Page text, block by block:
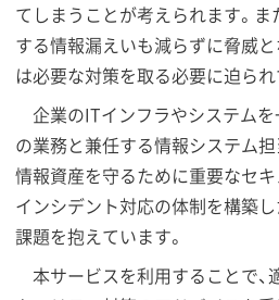
てしまうことが考えられます。ま
する情報漏えいも減らずに脅威
は必要な対策を取る必要に迫られ
企業のITインフラやシステムを
の業務と兼任する情報システム担
情報資産を守るために重要なセキ
インシデント対応の体制を構築
課題を抱えています。
本サービスを利用することで、